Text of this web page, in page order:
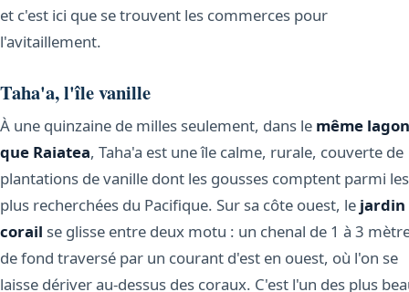
et c'est ici que se trouvent les commerces pour
l'avitaillement.
Taha'a, l'île vanille
À une quinzaine de milles seulement, dans le même lagon
que Raiatea, Taha'a est une île calme, rurale, couverte de
plantations de vanille dont les gousses comptent parmi les
plus recherchées du Pacifique. Sur sa côte ouest, le jardin
corail se glisse entre deux motu : un chenal de 1 à 3
de fond traversé par un courant d'est en ouest, où l'on se
laisse dériver au-dessus des coraux. C'est l'un des plus